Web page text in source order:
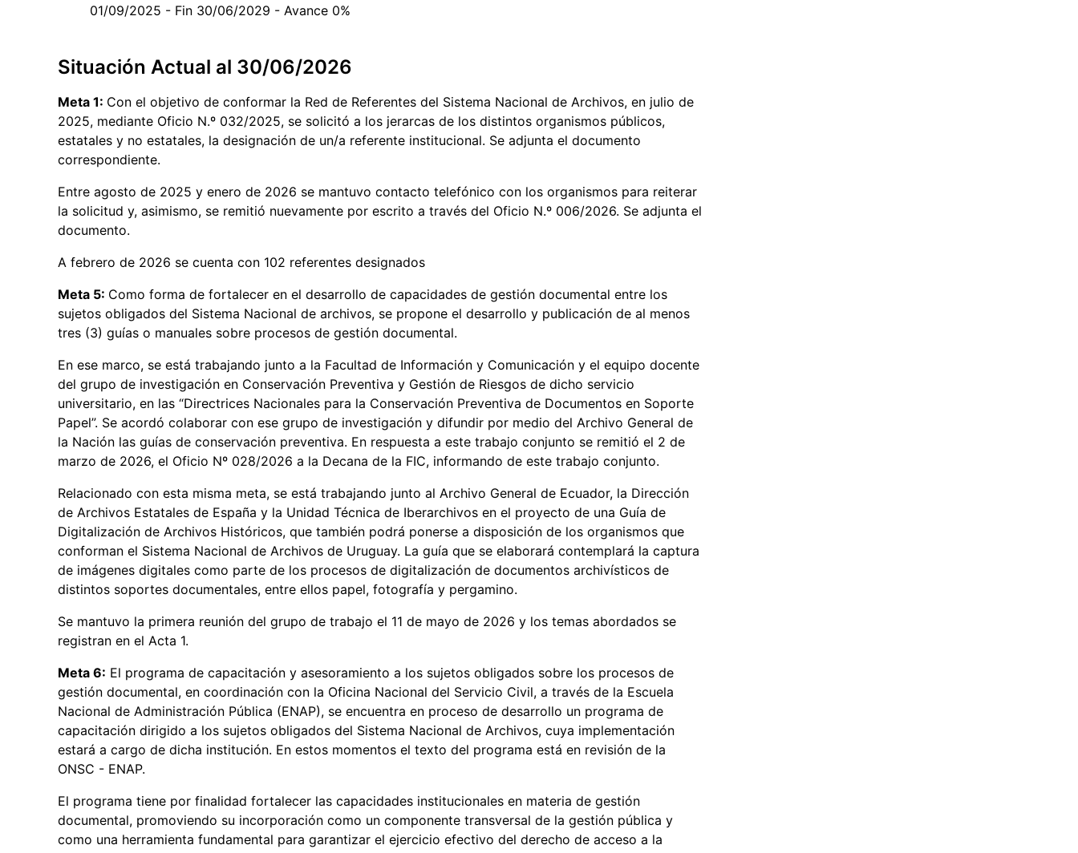
01/09/2025 - Fin 30/06/2029 - Avance 0%
Situación Actual al 30/06/2026
Meta 1: Con el objetivo de conformar la Red de Referentes del Sistema Nacional de Archivos, en julio de
2025, mediante Oficio N.º 032/2025, se solicitó a los jerarcas de los distintos organismos públicos,
estatales y no estatales, la designación de un/a referente institucional. Se adjunta el documento
correspondiente.
Entre agosto de 2025 y enero de 2026 se mantuvo contacto telefónico con los organismos para reiterar
la solicitud y, asimismo, se remitió nuevamente por escrito a través del Oficio N.º 006/2026. Se adjunta el
documento.
A febrero de 2026 se cuenta con 102 referentes designados
Meta 5: Como forma de fortalecer en el desarrollo de capacidades de gestión documental entre los
sujetos obligados del Sistema Nacional de archivos, se propone el desarrollo y publicación de al menos
tres (3) guías o manuales sobre procesos de gestión documental.
En ese marco, se está trabajando junto a la Facultad de Información y Comunicación y el equipo docente
del grupo de investigación en Conservación Preventiva y Gestión de Riesgos de dicho servicio
universitario, en las “Directrices Nacionales para la Conservación Preventiva de Documentos en Soporte
Papel”. Se acordó colaborar con ese grupo de investigación y difundir por medio del Archivo General de
la Nación las guías de conservación preventiva. En respuesta a este trabajo conjunto se remitió el 2 de
marzo de 2026, el Oficio Nº 028/2026 a la Decana de la FIC, informando de este trabajo conjunto.
Relacionado con esta misma meta, se está trabajando junto al Archivo General de Ecuador, la Dirección
de Archivos Estatales de España y la Unidad Técnica de Iberarchivos en el proyecto de una Guía de
Digitalización de Archivos Históricos, que también podrá ponerse a disposición de los organismos que
conforman el Sistema Nacional de Archivos de Uruguay. La guía que se elaborará contemplará la captura
de imágenes digitales como parte de los procesos de digitalización de documentos archivísticos de
distintos soportes documentales, entre ellos papel, fotografía y pergamino.
Se mantuvo la primera reunión del grupo de trabajo el 11 de mayo de 2026 y los temas abordados se
registran en el Acta 1.
Meta 6: El programa de capacitación y asesoramiento a los sujetos obligados sobre los procesos de
gestión documental, en coordinación con la Oficina Nacional del Servicio Civil, a través de la Escuela
Nacional de Administración Pública (ENAP), se encuentra en proceso de desarrollo un programa de
capacitación dirigido a los sujetos obligados del Sistema Nacional de Archivos, cuya implementación
estará a cargo de dicha institución. En estos momentos el texto del programa está en revisión de la
ONSC - ENAP.
El programa tiene por finalidad fortalecer las capacidades institucionales en materia de gestión
documental, promoviendo su incorporación como un componente transversal de la gestión pública y
como una herramienta fundamental para garantizar el ejercicio efectivo del derecho de acceso a la